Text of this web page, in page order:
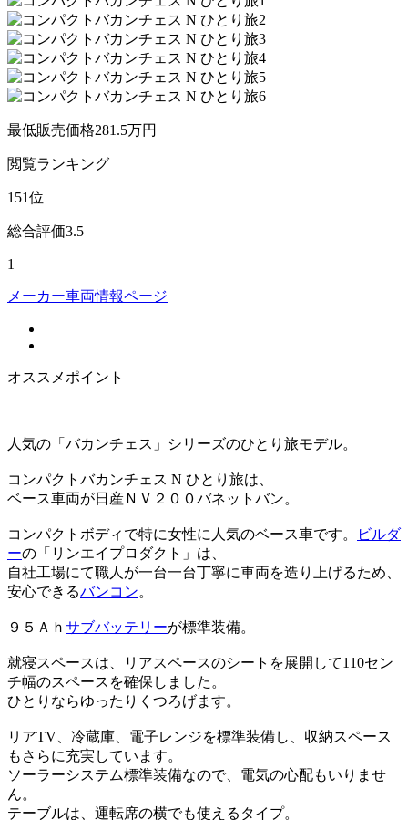
最低販売価格281.5万円
閲覧ランキング
151位
総合評価3.5
1
メーカー車両情報ページ
オススメポイント
人気の「バカンチェス」シリーズのひとり旅モデル。
コンパクトバカンチェス N ひとり旅は、
ベース車両が日産ＮＶ２００バネットバン。
コンパクトボディで特に女性に人気のベース車です。
ビルダ
ーの「リンエイプロダクト」は、
自社工場にて職人が一台一台丁寧に車両を造り上げるため、
安心できるバンコン。
９５Ａｈ サブバッテリーが標準装備。
就寝スペースは、リアスペースのシートを展開して110セン
チ幅のスペースを確保しました。
ひとりならゆったりくつろげます。
リアTV、冷蔵庫、電子レンジを標準装備し、収納スペース
もさらに充実しています。
ソーラーシステム標準装備なので、電気の心配もいりませ
ん。
テーブルは、運転席の横でも使えるタイプ。